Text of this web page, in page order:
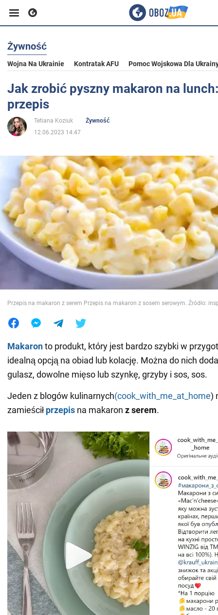
Biznes
Sport
Rozrywka
Polityka
Społeczeństwo
Wojna na Ukrainie
Jedzenie
Żywność
Wojna Na Ukrainie Kontratak AFU Pomoc Wojskowa Dla
Jak zrobić pyszny makaron na
przepis
Tetiana Koziuk
Żywność
12.06.2023 14:47
Przepis na makaron z serem Przepis na makaron z sosem serowym. Źródło:
Makaronto produkt, który jest bardzo szybki w
idealną opcją na obiad lub kolację. Można do nich
gulasz, dowolne mięso lub szynkę, grzyby i sos, sos.
Jeden z blogów kulinarnych(cook_with_me_at_home)
zamieścił przepis na makaron z serem.